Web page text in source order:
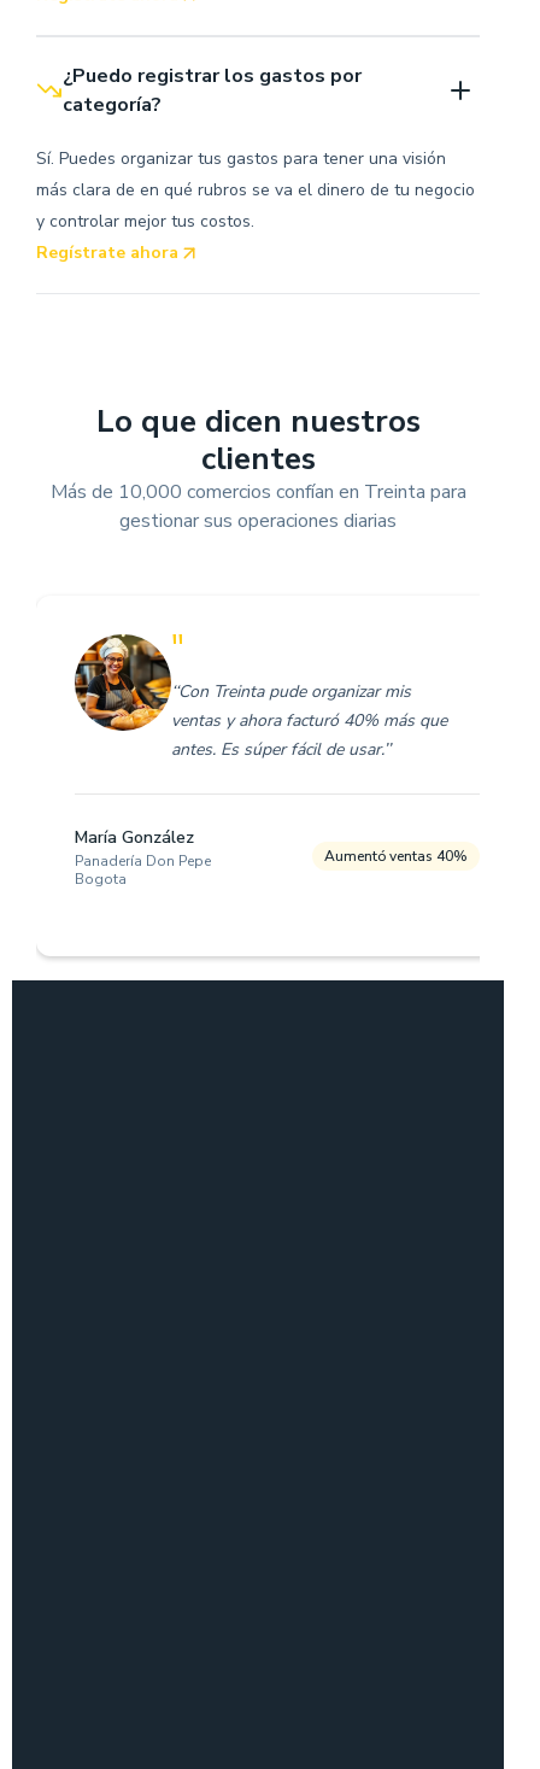
¿Puedo registrar los gastos por
categoría?
Sí. Puedes organizar tus gastos para tener una visión
más clara de en qué rubros se va el dinero de tu negocio
y controlar mejor tus costos.
Regístrate ahora
Lo que dicen nuestros
clientes
Más de 10,000 comercios confían en Treinta para
gestionar sus operaciones diarias
"
‘‘Con Treinta pude organizar mis
ventas y ahora facturó 40% más que
antes. Es súper fácil de usar.’’
María González
Panadería Don Pepe
Bogota
Aumentó ventas 40%